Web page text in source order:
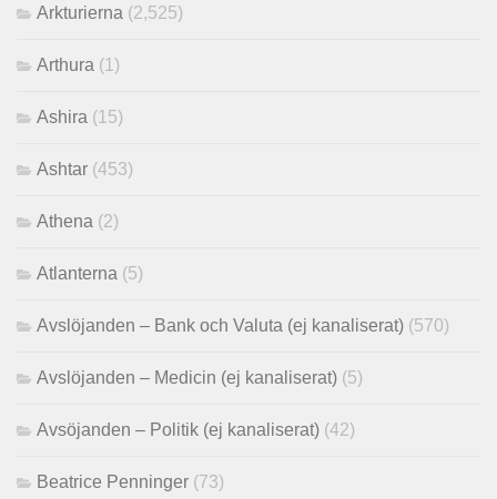
Arkturierna (2,525)
Arthura (1)
Ashira (15)
Ashtar (453)
Athena (2)
Atlanterna (5)
Avslöjanden – Bank och Valuta (ej kanaliserat) (570)
Avslöjanden – Medicin (ej kanaliserat) (5)
Avsöjanden – Politik (ej kanaliserat) (42)
Beatrice Penninger (73)